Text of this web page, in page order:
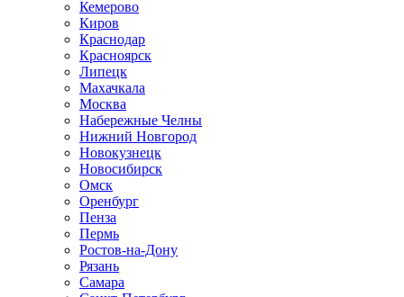
Кемерово
Киров
Краснодар
Красноярск
Липецк
Махачкала
Москва
Набережные Челны
Нижний Новгород
Новокузнецк
Новосибирск
Омск
Оренбург
Пенза
Пермь
Ростов-на-Дону
Рязань
Самара